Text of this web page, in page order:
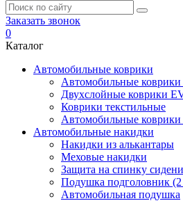
Заказать звонок
0
Каталог
Автомобильные коврики
Автомобильные коврики
Двухслойные коврики
Коврики текстильные
Автомобильные
Автомобильные накидки
Накидки из алькантары
Меховые накидки
Защита на спинку
Подушка подголовник
Автомобильная подушка